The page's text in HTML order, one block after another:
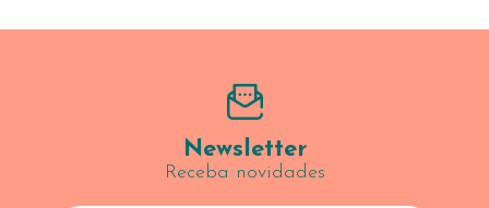
Newsletter
Receba novidades